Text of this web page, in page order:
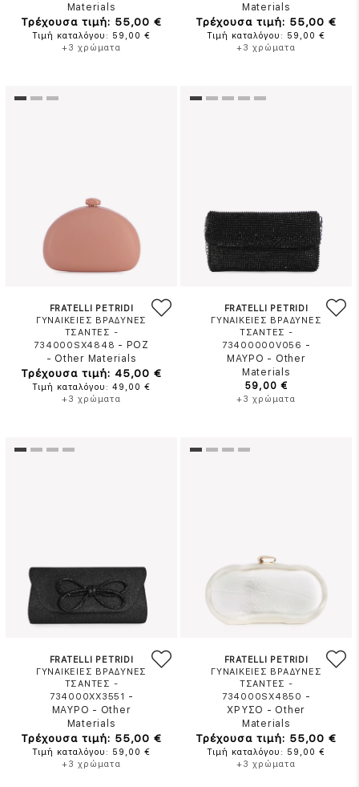
Materials
Τρέχουσα τιμή: 55,00 €
Τιμή καταλόγου: 59,00 €
+3 χρώματα
Materials
Τρέχουσα τιμή: 55,00 €
Τιμή καταλόγου: 59,00 €
+3 χρώματα
FRATELLI PETRIDI
ΓΥΝΑΙΚΕΙΕΣ ΒΡΑΔΥΝΕΣ
ΤΣΑΝΤΕΣ -
734000SX4848 - ΡΟΖ
- Other Materials
Τρέχουσα τιμή: 45,00 €
Τιμή καταλόγου: 49,00 €
+3 χρώματα
FRATELLI PETRIDI
ΓΥΝΑΙΚΕΙΕΣ ΒΡΑΔΥΝΕΣ
ΤΣΑΝΤΕΣ -
73400000V056 -
ΜΑΥΡΟ - Other
Materials
59,00 €
+3 χρώματα
FRATELLI PETRIDI
ΓΥΝΑΙΚΕΙΕΣ ΒΡΑΔΥΝΕΣ
ΤΣΑΝΤΕΣ -
734000XX3551 -
ΜΑΥΡΟ - Other
Materials
Τρέχουσα τιμή: 55,00 €
Τιμή καταλόγου: 59,00 €
+3 χρώματα
FRATELLI PETRIDI
ΓΥΝΑΙΚΕΙΕΣ ΒΡΑΔΥΝΕΣ
ΤΣΑΝΤΕΣ -
734000SX4850 -
ΧΡΥΣΟ - Other
Materials
Τρέχουσα τιμή: 55,00 €
Τιμή καταλόγου: 59,00 €
+3 χρώματα